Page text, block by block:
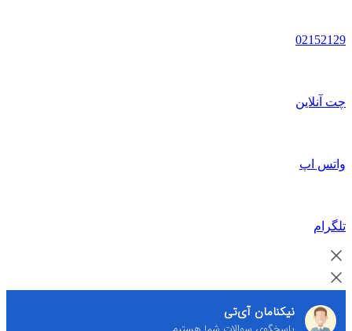
02152129
چت آنلاین
واتس اپ
تلگرام